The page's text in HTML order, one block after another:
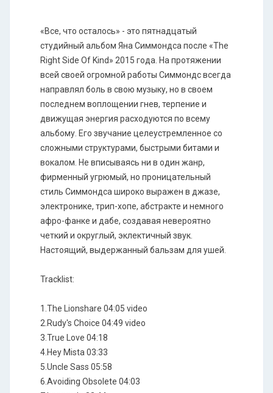
«Все, что осталось» - это пятнадцатый
студийный альбом Яна Симмондса после «The
Right Side Of Kind» 2015 года. На протяжении
всей своей огромной работы Симмондс всегда
направлял боль в свою музыку, но в своем
последнем воплощении гнев, терпение и
движущая энергия расходуются по всему
альбому. Его звучание целеустремленное со
сложными структурами, быстрыми битами и
вокалом. Не вписываясь ни в один жанр,
фирменный угрюмый, но проницательный
стиль Симмондса широко выражен в джазе,
электронике, трип-хопе, абстракте и немного
афро-фанке и дабе, создавая невероятно
четкий и округлый, эклектичный звук.
Настоящий, выдержанный бальзам для ушей.
Tracklist:
1.The Lionshare 04:05 video
2.Rudy's Choice 04:49 video
3.True Love 04:18
4.Hey Mista 03:33
5.Uncle Sass 05:58
6.Avoiding Obsolete 04:03